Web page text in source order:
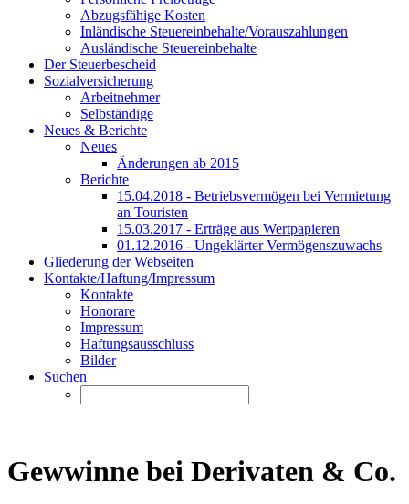
Abzugsfähige Kosten
Inländische Steuereinbehalte/Vorauszahlungen
Ausländische Steuereinbehalte
Der Steuerbescheid
Sozialversicherung
Arbeitnehmer
Selbständige
Neues & Berichte
Neues
Änderungen ab 2015
Berichte
15.04.2018 - Betriebsvermögen bei Vermietung
an Touristen
15.03.2017 - Erträge aus Wertpapieren
01.12.2016 - Ungeklärter Vermögenszuwachs
Gliederung der Webseiten
Kontakte/Haftung/Impressum
Kontakte
Honorare
Impressum
Haftungsausschluss
Bilder
Suchen
Gewwinne bei Derivaten & Co.